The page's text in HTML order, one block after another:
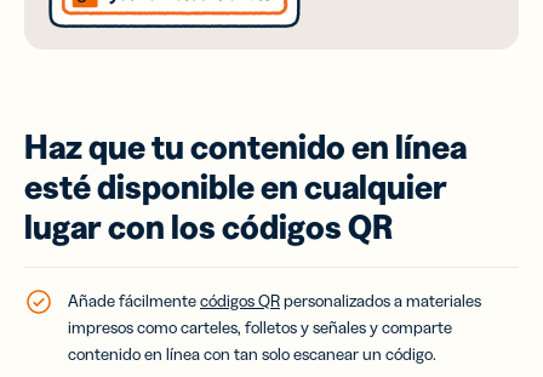
Haz que tu contenido en línea
esté disponible en cualquier
lugar con los códigos QR
Añade fácilmentecódigos QRpersonalizados a materiales
impresos como carteles, folletos y señales y comparte
contenido en línea con tan solo escanear un código.